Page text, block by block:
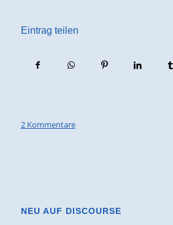
Eintrag teilen
2 Kommentare
NEU AUF DISCOURSE